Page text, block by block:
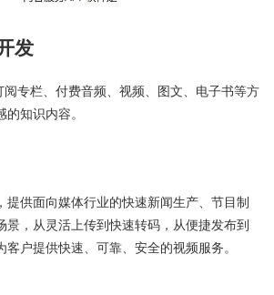
发
专栏、付费音频、视频、图文、电子书等方
知识内容。
提供面向媒体行业的快速新闻生产、节目制
景，从灵活上传到快速转码，从便捷发布到
户提供快速、可靠、安全的视频服务。